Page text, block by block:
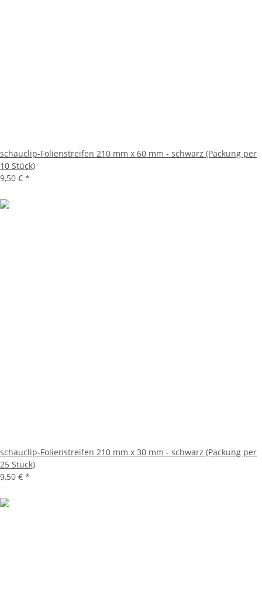
schauclip-Folienstreifen 210 mm x 60 mm - schwarz (Packung per
10 Stück)
9,50 € *
schauclip-Folienstreifen 210 mm x 30 mm - schwarz (Packung per
25 Stück)
9,50 € *